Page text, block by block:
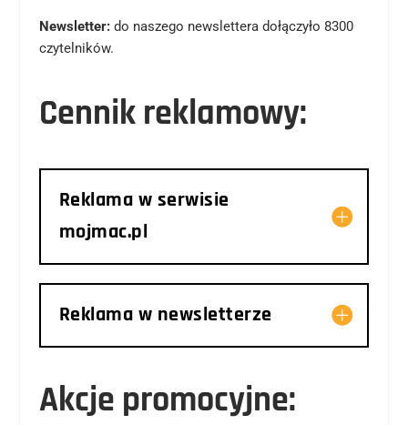
Newsletter:do naszego newslettera dołączyło 8300
czytelników.
Cennik reklamowy:
Reklama w serwisie
mojmac.pl
Reklama w newsletterze
Akcje promocyjne: